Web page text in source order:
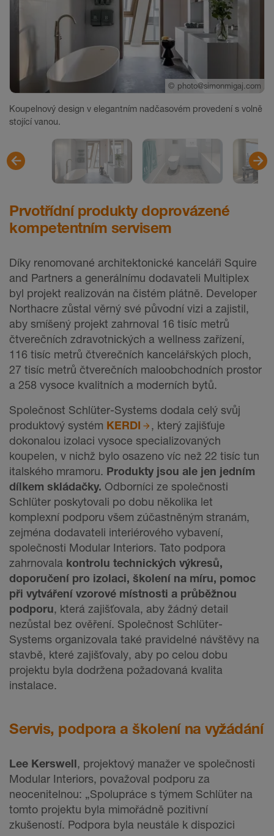
© photo@simonmigaj.com
Koupelnový design v elegantním nadčasovém provedení s volně
stojící vanou.
© photo@simonmigaj.com
© photo@simonmigaj.com
Prvotřídní produkty doprovázené
kompetentním servisem
Díky renomované architektonické kanceláři Squire
and Partners a generálnímu dodavateli Multiplex
byl projekt realizován na čistém plátně. Developer
Northacre zůstal věrný své původní vizi a zajistil,
aby smíšený projekt zahrnoval 16 tisíc metrů
čtverečních zdravotnických a wellness zařízení,
116 tisíc metrů čtverečních kancelářských ploch,
27 tisíc metrů čtverečních maloobchodních prostor
a 258 vysoce kvalitních a moderních bytů.
Společnost Schlüter-Systems dodala celý svůj
produktový systém KERDI
, který zajišťuje
dokonalou izolaci vysoce specializovaných
koupelen, v nichž bylo osazeno víc než 22 tisíc tun
italského mramoru. Produkty jsou ale jen jedním
dílkem skládačky. Odborníci ze společnosti
Schlüter poskytovali po dobu několika let
komplexní podporu všem zúčastněným stranám,
zejména dodavateli interiérového vybavení,
společnosti Modular Interiors. Tato podpora
zahrnovala kontrolu technických výkresů,
doporučení pro izolaci, školení na míru, pomoc
při vytváření vzorové místnosti a průběžnou
podporu, která zajišťovala, aby žádný detail
nezůstal bez ověření. Společnost Schlüter-
Systems organizovala také pravidelné návštěvy na
stavbě, které zajišťovaly, aby po celou dobu
projektu byla dodržena požadovaná kvalita
instalace.
Servis, podpora a školení na vyžádání
Lee Kerswell, projektový manažer ve společnosti
Modular Interiors, považoval podporu za
neocenitelnou: „Spolupráce s týmem Schlüter na
tomto projektu byla mimořádně pozitivní
zkušeností. Podpora byla neustále k dispozici